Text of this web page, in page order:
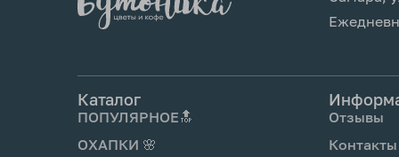
нож.
6 .Опусти стебли цветов в воду в
7. Поставь вазу с цветами в
оставляй под прямыми солнечными
источников тепла, рядом с фруктами,
переохлаждай.
Каталог
ПОПУЛЯРНОЕ🔝
ОХАПКИ 🌸
Отзывы
Контакты